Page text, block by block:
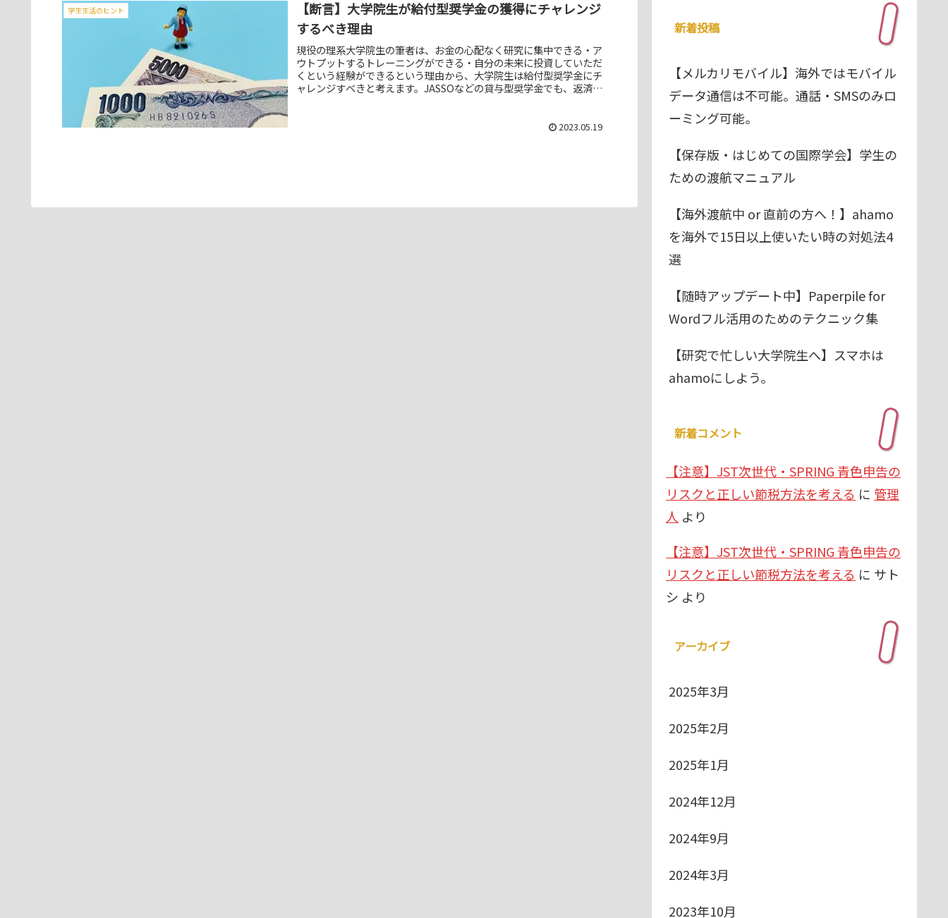
学生生活のヒント
【断言】大学院生が給付型奨学金の獲得にチャレンジ
するべき理由
現役の理系大学院生の筆者は、お金の心配なく研究に集中できる・ア
ウトプットするトレーニングができる・自分の未来に投資していただ
くという経験ができるという理由から、大学院生は給付型奨学金にチ
ャレンジすべきと考えます。JASSOなどの貸与型奨学金でも、返済免
2023.05.19
新着投稿
【メルカリモバイル】海外ではモバイル
データ通信は不可能。通話・SMSのみロ
ーミング可能。
【保存版・はじめての国際学会】学生の
ための渡航マニュアル
【海外渡航中 or 直前の方へ！】ahamo
を海外で15日以上使いたい時の対処法4
選
【随時アップデート中】Paperpile for
Wordフル活用のためのテクニック集
【研究で忙しい大学院生へ】スマホは
ahamoにしよう。
新着コメント
【注意】JST次世代・SPRING 青色申告の
リスクと正しい節税方法を考える に 管理
人 より
【注意】JST次世代・SPRING 青色申告の
リスクと正しい節税方法を考える に サト
シ より
アーカイブ
2025年3月
2025年2月
2025年1月
2024年12月
2024年9月
2024年3月
2023年10月